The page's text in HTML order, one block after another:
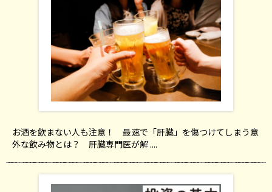
お酒を飲まない人も注意！ 最速で「肝臓」を傷つけてしまう意
外な飲み物とは？ 肝臓専門医が解 ....